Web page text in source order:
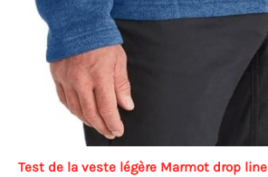
Test de la veste légère Marmot drop line